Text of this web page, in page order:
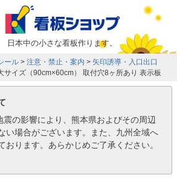
日本中の小さな看板作ります。
ール 注意・禁止・案内
矢印誘導・入口出口
イズ（90cm×60cm） 取付穴8ヶ所あり 表示板
の影響により、熊本県およびその周辺
い場合がございます。また、九州全域へ
おります。あらかじめご了承ください。